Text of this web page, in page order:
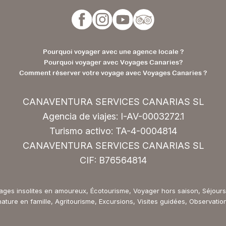
Pourquoi voyager avec une agence locale ?
Pourquoi voyager avec Voyages Canaries?
Comment réserver votre voyage avec Voyages Canaries ?
CANAVENTURA SERVICES CANARIAS SL
Agencia de viajes: I-AV-0003272.1
Turismo activo: TA-4-0004814
CANAVENTURA SERVICES CANARIAS SL
CIF: B76564814
insolites en amoureux, Écotourisme, Voyager hors saison,
en famille, Agritourisme, Excursions, Visites guidées,